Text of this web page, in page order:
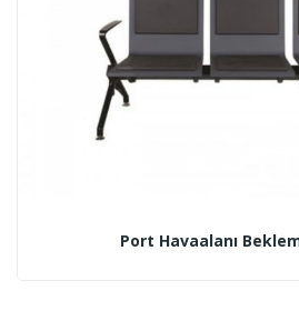
Port Havaalanı